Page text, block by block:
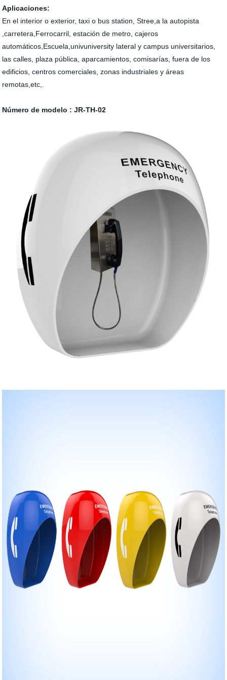
Aplicaciones:
En el interior o exterior, taxi o bus station, Stree,a la autopista
,carretera,Ferrocarril, estación de metro, cajeros
automáticos,Escuela,univuniversity lateral y campus universitarios,
las calles, plaza pública, aparcamientos, comisarías, fuera de los
edificios, centros comerciales, zonas industriales y áreas
remotas,etc,.
Número de modelo : JR-TH-02